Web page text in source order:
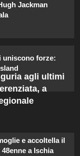
mozzafiato e
sarà approvato da
Jackman
uniscono forze:
agli ultimi
a
e accoltella il
a Ischia